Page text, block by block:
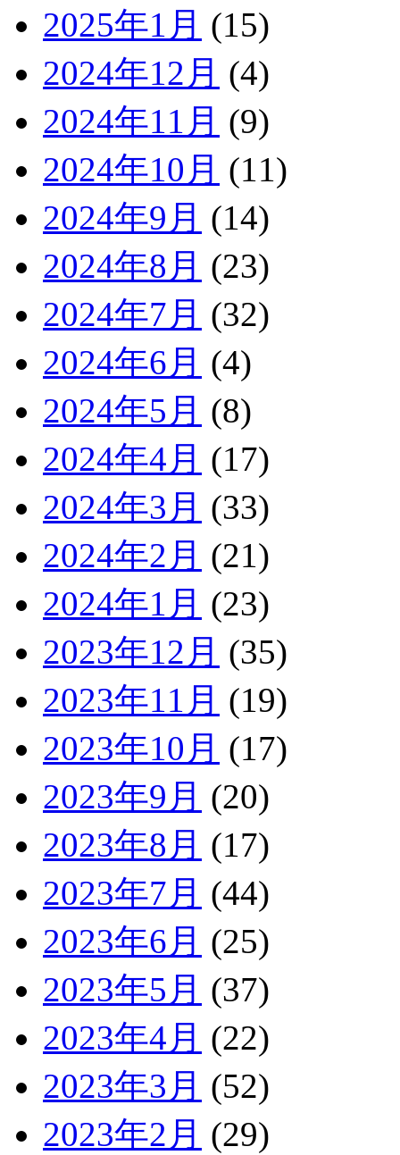
2025年1月 (15)
2024年12月 (4)
2024年11月 (9)
2024年10月 (11)
2024年9月 (14)
2024年8月 (23)
2024年7月 (32)
2024年6月 (4)
2024年5月 (8)
2024年4月 (17)
2024年3月 (33)
2024年2月 (21)
2024年1月 (23)
2023年12月 (35)
2023年11月 (19)
2023年10月 (17)
2023年9月 (20)
2023年8月 (17)
2023年7月 (44)
2023年6月 (25)
2023年5月 (37)
2023年4月 (22)
2023年3月 (52)
2023年2月 (29)